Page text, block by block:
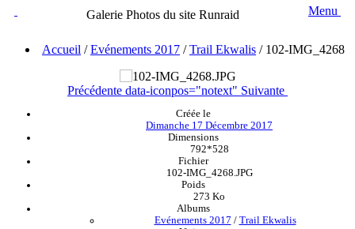
Galerie Photos du site Runraid Menu
Accueil /Evénements 2017 /Trail Ekwalis / 102-IMG_4268
Précédente data-iconpos="notext" Suivante
Créée le
Dimanche 17 Décembre 2017
Dimensions
792*528
Fichier
102-IMG_4268.JPG
Poids
273 Ko
Albums
Evénements 2017 / Trail Ekwalis